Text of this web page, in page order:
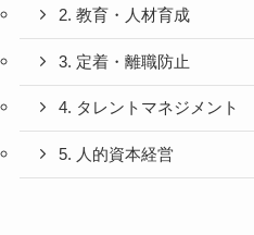
2. 教育・人材育成
3. 定着・離職防止
4. タレントマネジメント
5. 人的資本経営